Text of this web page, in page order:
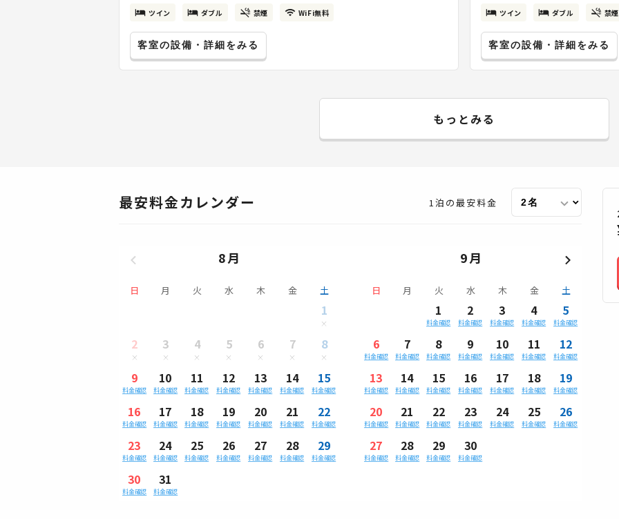
ツイン ダブル 禁煙 WiFi無料
客室の設備・詳細をみる
ツイン ダブル 禁煙
客室の設備・詳細をみる
もっとみる
最安料金カレンダー 1泊の最安料金
8月
日 月 火 水 木 金 土
1
2 3 4 5 6 7 8
9
料金確認
10
料金確認
11
料金確認
12
料金確認
13
料金確認
14
料金確認
15
料金確認
16
料金確認
17
料金確認
18
料金確認
19
料金確認
20
料金確認
21
料金確認
22
料金確認
23
料金確認
24
料金確認
25
料金確認
26
料金確認
27
料金確認
28
料金確認
29
料金確認
30
料金確認
31
料金確認
9月
日 月 火 水 木 金 土
1
料金確認
2
料金確認
3
料金確認
4
料金確認
5
料金確認
6
料金確認
7
料金確認
8
料金確認
9
料金確認
10
料金確認
11
料金確認
12
料金確認
13
料金確認
14
料金確認
15
料金確認
16
料金確認
17
料金確認
18
料金確認
19
料金確認
20
料金確認
21
料金確認
22
料金確認
23
料金確認
24
料金確認
25
料金確認
26
料金確認
27
料金確認
28
料金確認
29
料金確認
30
料金確認